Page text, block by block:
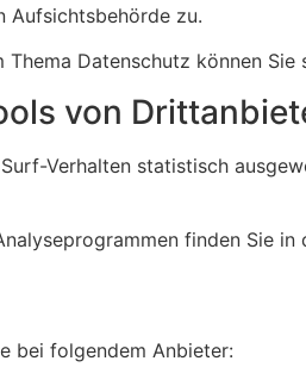
Aufsichtsbehörde zu.
Datenschutz können Sie
von
Verhalten statistisch
finden Sie
bei folgendem Anbieter: